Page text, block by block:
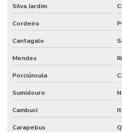
Silva Jardim
Cordeiro
Cantagalo
Mendes
Porciúncula
Sumidouro
Cambuci
Carapebus